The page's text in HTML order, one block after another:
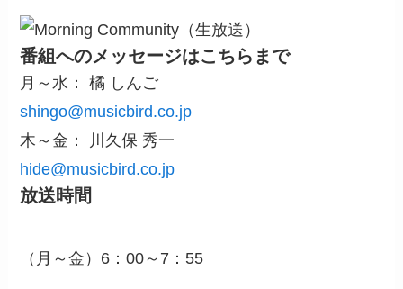
番組へのメッセージはこちらまで
月～水： 橘 しんご
shingo@musicbird.co.jp
木～金： 川久保 秀一
hide@musicbird.co.jp
放送時間
（月～金）6：00～7：55